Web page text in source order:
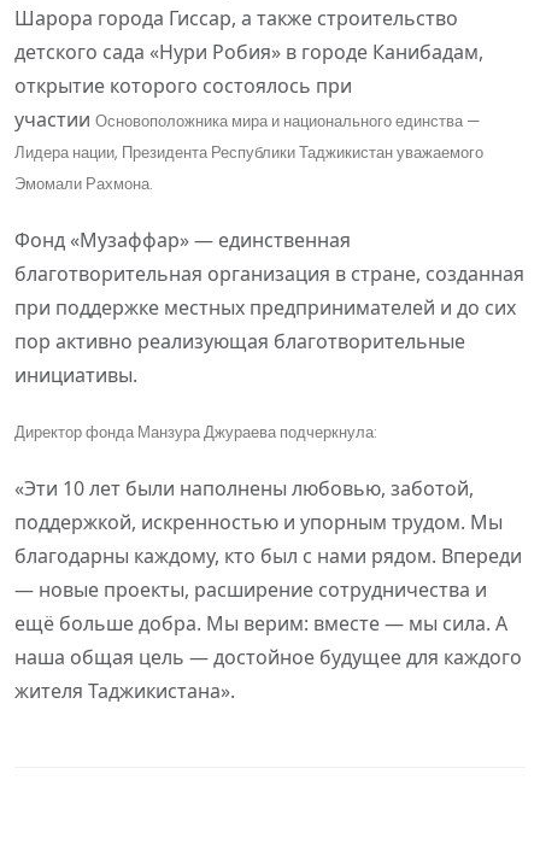
Шарора города Гиссар, а также строительство
детского сада «Нури Робия» в городе Канибадам,
открытие которого состоялось при
участии Основоположника мира и национального единства —
Лидера нации, Президента Республики Таджикистан уважаемого
Эмомали Рахмона.
Фонд «Музаффар» — единственная
благотворительная организация в стране, созданная
при поддержке местных предпринимателей и до сих
пор активно реализующая благотворительные
инициативы.
Директор фонда Манзура Джураева подчеркнула:
«Эти 10 лет были наполнены любовью, заботой,
поддержкой, искренностью и упорным трудом. Мы
благодарны каждому, кто был с нами рядом. Впереди
— новые проекты, расширение сотрудничества и
ещё больше добра. Мы верим: вместе — мы сила. А
наша общая цель — достойное будущее для каждого
жителя Таджикистана».